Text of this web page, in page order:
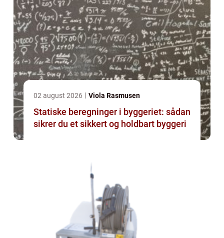
02 august 2026 Viola Rasmusen
Statiske beregninger i byggeriet: sådan
sikrer du et sikkert og holdbart byggeri